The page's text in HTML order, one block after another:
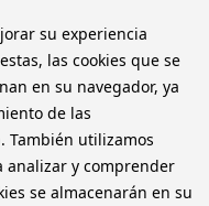
su experiencia
las cookies que se
en su navegador, ya
de las
También utilizamos
analizar y comprender
se almacenarán en su